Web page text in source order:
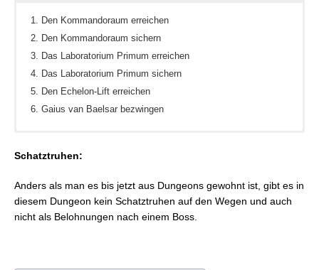
Den Kommandoraum erreichen
Den Kommandoraum sichern
Das Laboratorium Primum erreichen
Das Laboratorium Primum sichern
Den Echelon-Lift erreichen
Gaius van Baelsar bezwingen
Nero tol Scaeva
Sagittarius der I. Kohorte
Laquearius der I. Kohorte
Primo Ordo der I. Kohorte
Schatztruhen:
Anders als man es bis jetzt aus Dungeons gewohnt ist, gibt es in
diesem Dungeon kein Schatztruhen auf den Wegen und auch
nicht als Belohnungen nach einem Boss.